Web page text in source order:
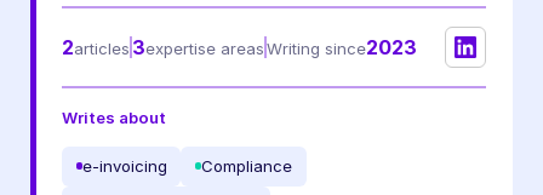
2articles 3expertise areas Writing since2023
Writes about
e-invoicing Compliance